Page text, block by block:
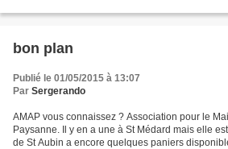
bon plan
Publié le 01/05/2015 à 13:07
Par Sergerando
AMAP vous connaissez ? Association pour le
Paysanne. Il y en a une à St Médard mais elle
de St Aubin a encore quelques paniers